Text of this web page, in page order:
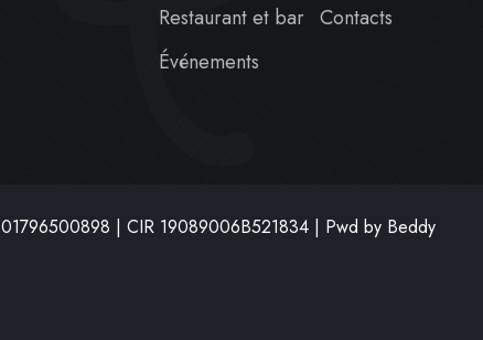
Restaurant et bar
Événements
Contacts
01796500898 | CIR 19089006B521834 | Pwd by Beddy